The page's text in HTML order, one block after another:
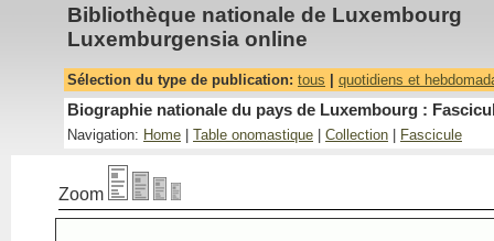
Bibliothèque nationale de Luxembourg
Luxemburgensia online
Sélection du type de publication: tous quotidiens et
Biographie nationale du pays de Luxembourg :
Navigation: Home Table onomastique Collection Fascicule
Zoom